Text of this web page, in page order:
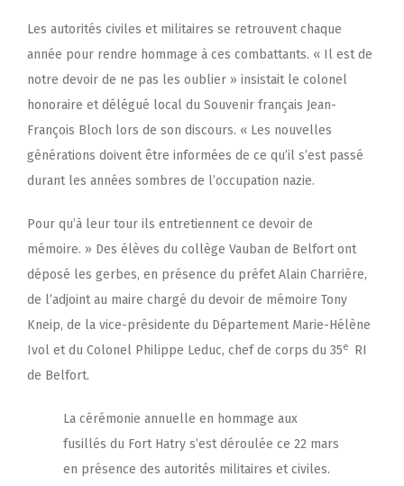
Les autorités civiles et militaires se retrouvent chaque
année pour rendre hommage à ces combattants. « Il est de
notre devoir de ne pas les oublier » insistait le colonel
honoraire et délégué local du Souvenir français Jean-
François Bloch lors de son discours. « Les nouvelles
générations doivent être informées de ce qu’il s’est passé
durant les années sombres de l’occupation nazie.
Pour qu’à leur tour ils entretiennent ce devoir de
mémoire. » Des élèves du collège Vauban de Belfort ont
déposé les gerbes, en présence du préfet Alain Charrière,
de l’adjoint au maire chargé du devoir de mémoire Tony
Kneip, de la vice-présidente du Département Marie-Hélène
Ivol et du Colonel Philippe Leduc, chef de corps du 35e
RI
de Belfort.
La cérémonie annuelle en hommage aux
fusillés du Fort Hatry s’est déroulée ce 22 mars
en présence des autorités militaires et civiles.